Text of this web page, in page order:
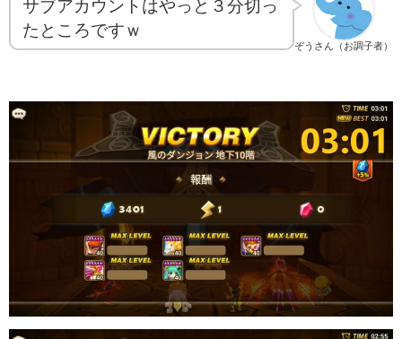
ぞうさん（お調子者）
サブアカウントはやっと３分切っ
たところですｗ